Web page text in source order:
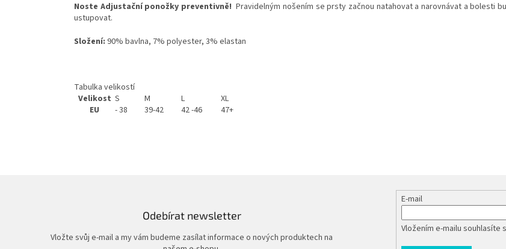
Noste Adjustační ponožky preventivně!Pravidelným nošením se prsty začnou natahovat a narovnávat a bolesti
ustupovat.
Složení: 90% bavlna, 7% polyester, 3% elastan
Tabulka velikostí
Velikost S M L
XL
EU
- 38 39-42 42 -46 47+
Odebírat newsletter
Vložte svůj e-mail a my vám budeme zasílat informace o nových produktech na
E-mail
Vložením e-mailu souhlasíte